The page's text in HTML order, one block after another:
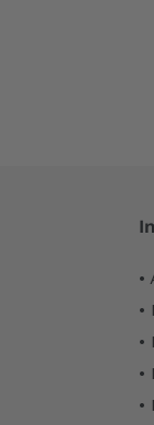
•
•
•
•
•